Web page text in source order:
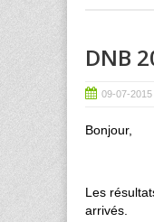
DNB
09-07-2015
Bonjour,
Les
arrivés.